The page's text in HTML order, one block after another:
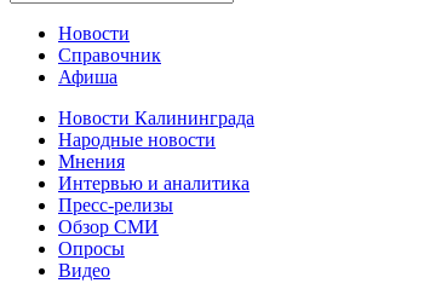
Новости
Справочник
Афиша
Новости Калининграда
Народные новости
Мнения
Интервью и аналитика
Пресс-релизы
Обзор СМИ
Опросы
Видео